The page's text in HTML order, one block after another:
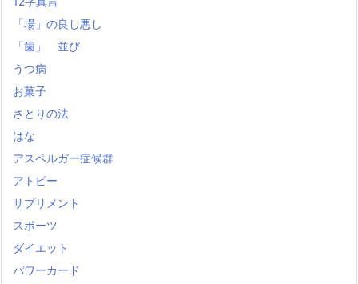
「場」の良し悪し
「歯」 並び
うつ病
お菓子
さとりの法
はな
アスペルガー症候群
アトピー
サプリメント
スポーツ
ダイエット
パワーカード